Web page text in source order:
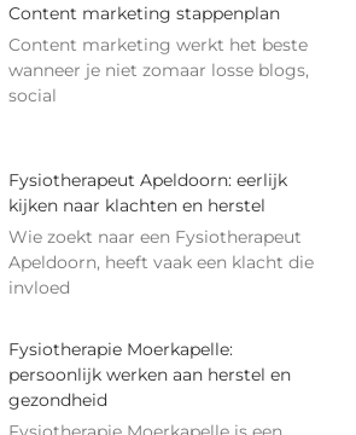
Content marketing stappenplan
Content marketing werkt het beste
wanneer je niet zomaar losse blogs,
social
Fysiotherapeut Apeldoorn: eerlijk
kijken naar klachten en herstel
Wie zoekt naar een Fysiotherapeut
Apeldoorn, heeft vaak een klacht die
invloed
Fysiotherapie Moerkapelle:
persoonlijk werken aan herstel en
gezondheid